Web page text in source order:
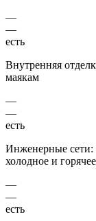
—
—
есть
Внутренняя
маякам
—
—
есть
Инженерные сети:
холодное и
—
—
есть